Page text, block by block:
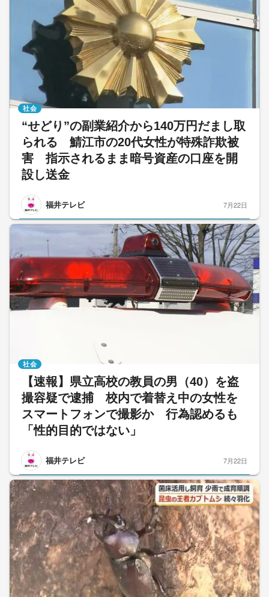
“せどり”の副業紹介から140万円だまし取
られる 鯖江市の20代女性が特殊詐欺被
害 指示されるまま暗号資産の口座を開
設し送金
福井テレビ
社会
7月22日
【速報】県立高校の教員の男（40）を盗
撮容疑で逮捕 校内で着替え中の女性を
スマートフォンで撮影か 行為認めるも
「性的目的ではない」
福井テレビ
社会
7月22日